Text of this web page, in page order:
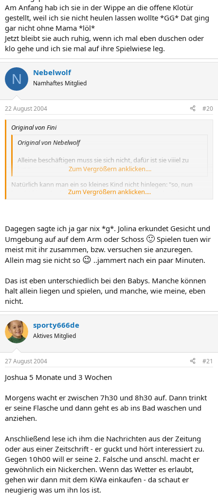
Am Anfang hab ich sie in der Wippe an die offene Klotür
gestellt, weil ich sie nicht heulen lassen wollte *GG* Dat ging
gar nicht ohne Mama *löl*
Jetzt bleibt sie auch ruhig, wenn ich mal eben duschen oder
klo gehe und ich sie mal auf ihre Spielwiese leg.
N Nebelwolf
Namhaftes Mitglied
22 August 2004 #20
Original von Fini
Original von Nebelwolf
Alleine beschäftigen muss sie sich nicht, dafür ist sie viiiel zu
Zum Vergrößern anklicken....
Natürlich kann man ein so kleines Kind nicht hinlegen: "so, nun
beschäftigst du dich mal mit dir selber!" Aber hin und wieder tun sie
das von sich aus: Die Welt beobachten, mit ihren Fingern spielen
Zum Vergrößern anklicken....
Dagegen sagte ich ja gar nix *g*. Jolina erkundet Gesicht und
Umgebung auf auf dem Arm oder Schoss 🙂 Spielen tuen wir
meist mit ihr zusammen, bzw. versuchen sie anzuregen.
Allein mag sie nicht so 😉 ..jammert nach ein paar Minuten.
Das ist eben unterschiedlich bei den Babys. Manche können
halt allein liegen und spielen, und manche, wie meine, eben
nicht.
sporty666de
Aktives Mitglied
27 August 2004 #21
Joshua 5 Monate und 3 Wochen
Morgens wacht er zwischen 7h30 und 8h30 auf. Dann trinkt
er seine Flasche und dann geht es ab ins Bad waschen und
anziehen.
Anschließend lese ich ihm die Nachrichten aus der Zeitung
oder aus einer Zeitschrift - er guckt und hört interessiert zu.
Gegen 10h00 will er seine 2. Falsche und anschl. macht er
gewöhnlich ein Nickerchen. Wenn das Wetter es erlaubt,
gehen wir dann mit dem KiWa einkaufen - da schaut er
neugierig was um ihn los ist.